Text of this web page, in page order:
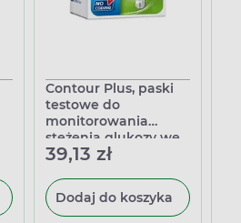
Contour Plus, paski
testowe do
monitorowania
stężenia glukozy we
krwi, 50 sztuk
39,13 zł
Dodaj do koszyka